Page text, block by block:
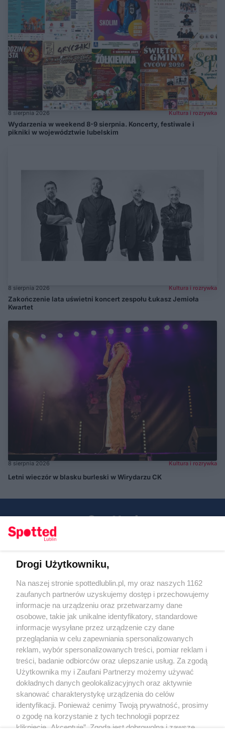
8 sierpnia 2026 Kultura i rozrywka
Wydarzenia w weekend 8-9 sierpnia. Koncerty, festiwale i
pikniki w województwie lubelskim
8 sierpnia 2026 Kultura i rozrywka
Zakończenie lata uświetni koncert zespołu Łukasz Jemioła
Kwartet
8 sierpnia 2026 Kultura i rozrywka
Letni wieczór w blasku burleski w Wirydarzu CK
KATEGORIE
OGŁOSZENIA
WYDARZENIA
NA SKRÓTY
Regulamin
Polityka prywatności
RODO
Warunki korzystania z treści
Drogi Użytkowniku,
Na naszej stronie spottedlublin.pl, my oraz naszych 1162
zaufanych partnerów uzyskujemy dostęp i przechowujemy
informacje na urządzeniu oraz przetwarzamy dane
osobowe, takie jak unikalne identyfikatory, standardowe
informacje wysyłane przez urządzenie czy dane
przeglądania w celu zapewniania spersonalizowanych
reklam, wybór spersonalizowanych treści, pomiar reklam i
treści, badanie odbiorców oraz ulepszanie usług. Za zgodą
Użytkownika my i Zaufani Partnerzy możemy używać
dokładnych danych geolokalizacyjnych oraz aktywnie
skanować charakterystykę urządzenia do celów
identyfikacji. Ponieważ cenimy Twoją prywatność, prosimy
o zgodę na korzystanie z tych technologii poprzez
kliknięcie „Akceptuję”. Zgoda jest dobrowolna i zawsze